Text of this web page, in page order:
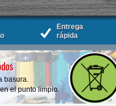
Entrega
rápida
basura.
el punto limpio.